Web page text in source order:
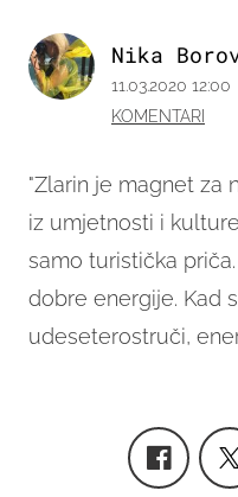
"Zlarin je magnet za
iz umjetnosti i
samo turistička
dobre energije. Kad
udeseterostruči,
Nika
11.03.2020 12:00
KOMENTARI